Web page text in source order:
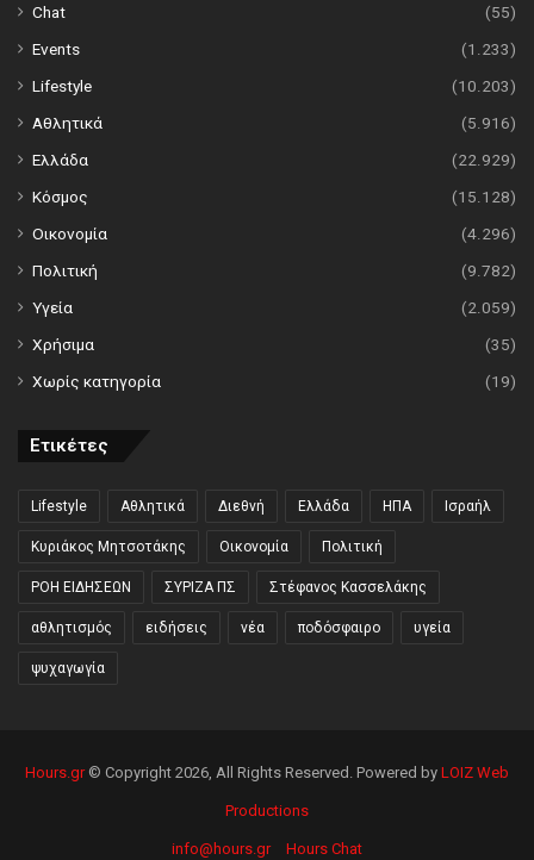
Chat
(55)
Events
(1.233)
Lifestyle
(10.203)
Αθλητικά
(5.916)
Ελλάδα
(22.929)
Κόσμος
(15.128)
Οικονομία
(4.296)
Πολιτική
(9.782)
Υγεία
(2.059)
Χρήσιμα
(35)
Χωρίς κατηγορία
(19)
Ετικέτες
Lifestyle Αθλητικά Διεθνή Ελλάδα ΗΠΑ Ισραήλ
Κυριάκος Μητσοτάκης Οικονομία Πολιτική
ΡΟΗ ΕΙΔΗΣΕΩΝ ΣΥΡΙΖΑ ΠΣ Στέφανος Κασσελάκης
αθλητισμός ειδήσεις νέα ποδόσφαιρο υγεία
ψυχαγωγία
Hours.gr© Copyright 2026, All Rights Reserved. Powered by LOIZ Web
Productions
info@hours.gr Hours Chat